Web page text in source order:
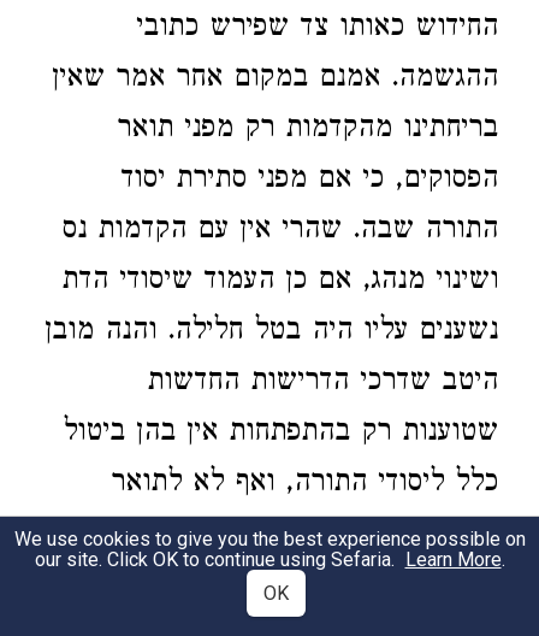
החידוש כאותו צד שפירש כתובי
ההגשמה. אמנם במקום אחר אמר שאין
בריחתינו מהקדמות רק מפני תואר
הפסוקים, כי אם מפני סתירת יסוד
התורה שבה. שהרי אין עם הקדמות נס
ושינוי מנהג, אם כן העמוד שיסודי הדת
נשענים עליו היה בטל חלילה. והנה מובן
היטב שדרכי הדרישות החדשות
שטוענות רק בהתפתחות אין בהן ביטול
כלל ליסודי התורה, ואף לא לתואר
הכתובים של מעשי בראשית.
That the creation story in the Torah is not
We use cookies to give you the best experience possible on
our site. Click OK to continue using Sefaria. Learn More.
OK